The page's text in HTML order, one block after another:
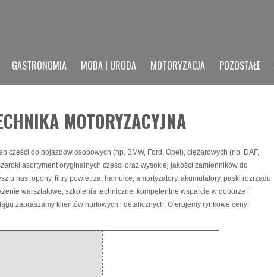
GASTRONOMIA MODA I URODA MOTORYZACJA POZOSTAŁE
MOTORYZACYJNA
części do pojazdów osobowych (np. BMW, Ford, Opel), ciężarowych (np. DAF,
asortyment oryginalnych części oraz wysokiej jakości zamienników do
u nas: opony, filtry powietrza, hamulce, amortyzatory, akumulatory, paski rozrządu
warsztatowe, szkolenia techniczne, kompetentne wsparcie w doborze i
zapraszamy klientów hurtowych i detalicznych. Oferujemy rynkowe ceny i